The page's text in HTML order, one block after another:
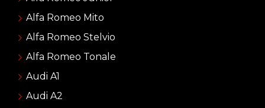
Alfa Romeo Mito
Alfa Romeo Stelvio
Alfa Romeo Tonale
Audi A1
Audi A2